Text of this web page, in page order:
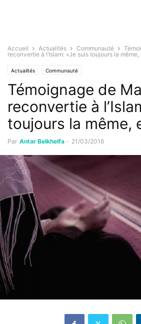
Accueil Actualités Communauté
reconvertie à l’Islam: «Je suis toujours la même,
Actualités Communauté
Témoignage de
reconvertie à
toujours la même,
Par Antar Belkhelfa - 21/03/2016